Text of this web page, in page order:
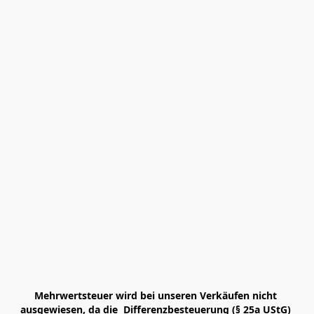
Mehrwertsteuer wird bei unseren Verkäufen nicht
ausgewiesen, da die  Differenzbesteuerung (§ 25a UStG)